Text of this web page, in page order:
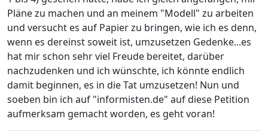
Pläne zu machen und an meinem "Modell" zu arbeiten
und versucht es auf Papier zu bringen, wie ich es denn,
wenn es dereinst soweit ist, umzusetzen Gedenke...es
hat mir schon sehr viel Freude bereitet, darüber
nachzudenken und ich wünschte, ich könnte endlich
damit beginnen, es in die Tat umzusetzen! Nun und
soeben bin ich auf "informisten.de" auf diese Petition
aufmerksam gemacht worden, es geht voran!